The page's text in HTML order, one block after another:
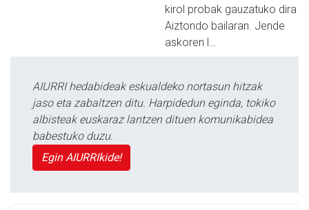
kirol probak gauzatuko dira
Aiztondo bailaran. Jende
askoren l…
AIURRI hedabideak eskualdeko nortasun hitzak
jaso eta zabaltzen ditu. Harpidedun eginda, tokiko
albisteak euskaraz lantzen dituen komunikabidea
babestuko duzu.
Egin AIURRIkide!